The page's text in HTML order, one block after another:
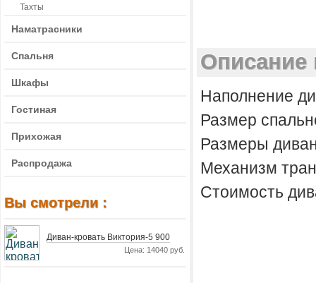
Тахты
Наматрасники
Спальня
Шкафы
Гостиная
Прихожая
Распродажа
Вы смотрели :
Диван-кровать Виктория-5 900
Цена: 14040 руб.
Описание
Наполнение
Размер
Размеры
Механизм
Стоимость